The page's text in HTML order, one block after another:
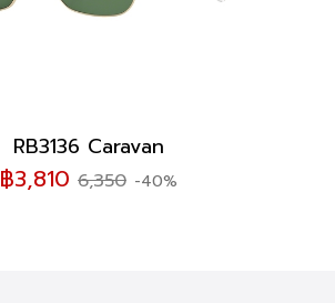
RB3136 Caravan
฿3,810 6,350 -40%